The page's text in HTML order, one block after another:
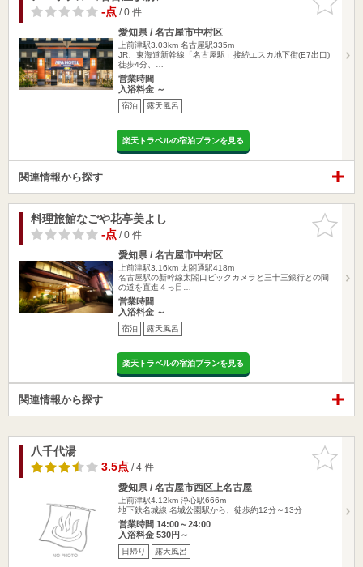
りに追加
-点/ 0 件
愛知県 / 名古屋市中村区
上前津駅3.03km 名古屋駅335m
JR、東海道新幹線「名古屋駅」接続エスカ地下街(E7出口)
徒歩4分、…
営業時間
入浴料金 ～
宿泊 露天風呂
楽天トラベルの宿泊プランを見る
関連情報から探す
お気に入
りに追加
料理旅館なごや花亭美よし
-点/ 0 件
愛知県 / 名古屋市中村区
上前津駅3.16km 太閤通駅418m
名古屋駅の新幹線太閤口ビックカメラと三十三銀行との間
の道を直進４っ目…
営業時間
入浴料金 ～
宿泊 露天風呂
楽天トラベルの宿泊プランを見る
関連情報から探す
お気に入
りに追加
八千代湯
3.5点/ 4 件
愛知県 / 名古屋市西区上名古屋
上前津駅4.12km 浄心駅666m
地下鉄名城線 名城公園駅から、徒歩約12分～13分
営業時間 14:00～24:00
入浴料金 530円～
日帰り 露天風呂